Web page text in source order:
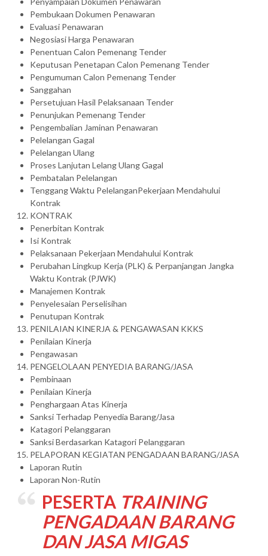
Pembukaan Dokumen Penawaran
Evaluasi Penawaran
Negosiasi Harga Penawaran
Penentuan Calon Pemenang Tender
Keputusan Penetapan Calon Pemenang Tender
Pengumuman Calon Pemenang Tender
Sanggahan
Persetujuan Hasil Pelaksanaan Tender
Penunjukan Pemenang Tender
Pengembalian Jaminan Penawaran
Pelelangan Gagal
Pelelangan Ulang
Proses Lanjutan Lelang Ulang Gagal
Pembatalan Pelelangan
Tenggang Waktu PelelanganPekerjaan Mendahului
Kontrak
KONTRAK
Penerbitan Kontrak
Isi Kontrak
Pelaksanaan Pekerjaan Mendahului Kontrak
Perubahan Lingkup Kerja (PLK) & Perpanjangan Jangka
Waktu Kontrak (PJWK)
Manajemen Kontrak
Penyelesaian Perselisihan
Penutupan Kontrak
PENILAIAN KINERJA & PENGAWASAN KKKS
Penilaian Kinerja
Pengawasan
PENGELOLAAN PENYEDIA BARANG/JASA
Pembinaan
Penilaian Kinerja
Penghargaan Atas Kinerja
Sanksi Terhadap Penyedia Barang/Jasa
Katagori Pelanggaran
Sanksi Berdasarkan Katagori Pelanggaran
PELAPORAN KEGIATAN PENGADAAN BARANG/JASA
Laporan Rutin
Laporan Non-Rutin
PESERTA TRAINING
PENGADAAN BARANG
DAN JASA MIGAS